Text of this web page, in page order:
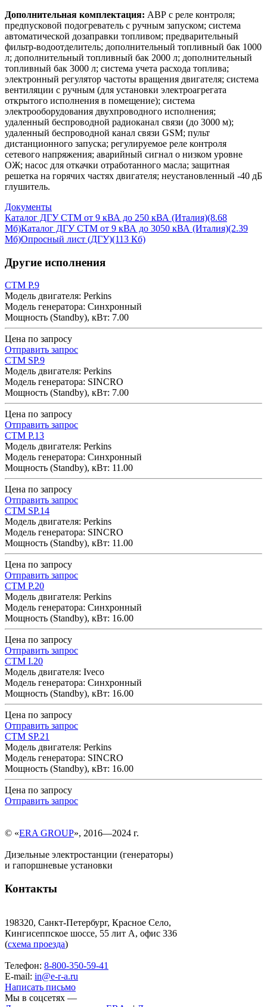
Дополнительная комплектация: АВР с реле контроля;
предпусковой подогреватель с ручным запуском; система
автоматической дозаправки топливом; предварительный
фильтр-водоотделитель; дополнительный топливный бак 1000
л; дополнительный топливный бак 2000 л; дополнительный
топливный бак 3000 л; система учета расхода топлива;
электронный регулятор частоты вращения двигателя; система
вентиляции с ручным (для установки электроагрегата
открытого исполнения в помещение); система
электрооборудования двухпроводного исполнения;
удаленный беспроводной радиоканал связи (до 3000 м);
удаленный беспроводной канал связи GSM; пульт
дистанционного запуска; регулируемое реле контроля
сетевого напряжения; аварийный сигнал о низком уровне
ОЖ; насос для откачки отработанного масла; защитная
решетка на горячих частях двигателя; неустановленный -40 дБ
глушитель.
Документы
Каталог ДГУ CTM от 9 кВА до 250 кВА (Италия)(8.68
Мб)Каталог ДГУ CTM от 9 кВА до 3050 кВА (Италия)(2.39
Мб)Опросный лист (ДГУ)(113 Кб)
Другие исполнения
CTM P.9
Модель двигателя: Perkins
Модель генератора: Синхронный
Мощность (Standby), кВт: 7.00
Цена по запросу
Отправить запрос
CTM SP.9
Модель двигателя: Perkins
Модель генератора: SINCRO
Мощность (Standby), кВт: 7.00
Цена по запросу
Отправить запрос
CTM P.13
Модель двигателя: Perkins
Модель генератора: Синхронный
Мощность (Standby), кВт: 11.00
Цена по запросу
Отправить запрос
CTM SP.14
Модель двигателя: Perkins
Модель генератора: SINCRO
Мощность (Standby), кВт: 11.00
Цена по запросу
Отправить запрос
CTM P.20
Модель двигателя: Perkins
Модель генератора: Синхронный
Мощность (Standby), кВт: 16.00
Цена по запросу
Отправить запрос
CTM I.20
Модель двигателя: Iveco
Модель генератора: Синхронный
Мощность (Standby), кВт: 16.00
Цена по запросу
Отправить запрос
CTM SP.21
Модель двигателя: Perkins
Модель генератора: SINCRO
Мощность (Standby), кВт: 16.00
Цена по запросу
Отправить запрос
© «ERA GROUP», 2016—2024 г.
Дизельные электростанции (генераторы)
и гапоршневые установки
Контакты
198320, Санкт-Петербург, Красное Село,
Кингисеппское шоссе, 55 лит А, офис 336
(схема проезда)
Телефон: 8-800-350-59-41
E-mail: in@e-r-a.ru
Написать письмо
Мы в соцсетях —